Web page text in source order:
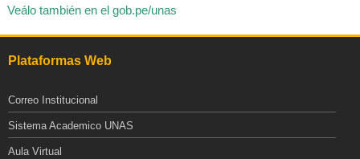
Veálo también en el gob.pe/unas
Plataformas Web
Correo Institucional
Sistema Academico UNAS
Aula Virtual